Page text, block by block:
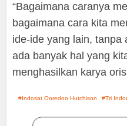
“Bagaimana caranya
bagaimana cara kita
ide-ide yang lain, tanpa
ada banyak hal yang
menghasilkan karya
Indosat Ooredoo Hutchison Tri